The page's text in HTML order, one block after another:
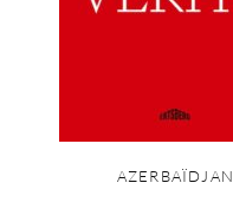
AZERBAÏDJAN